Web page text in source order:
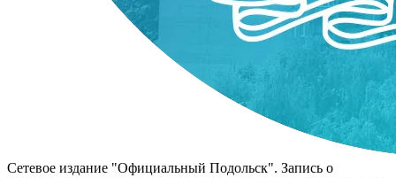
Сетевое издание "Официальный Подольск". Запись о